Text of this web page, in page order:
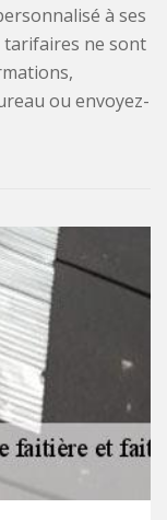
à ses
tarifaires ne sont
ou envoyez-